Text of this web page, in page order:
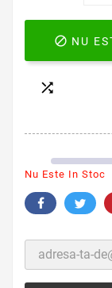
 NU

Nu Este In Stoc